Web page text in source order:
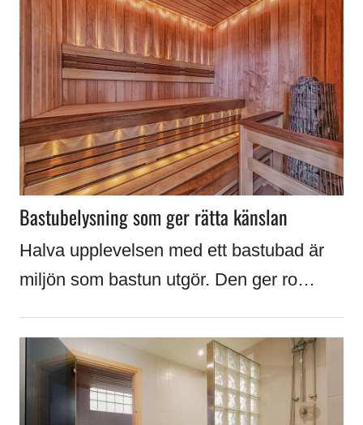
Bastubelysning som ger rätta känslan
Halva upplevelsen med ett bastubad är
miljön som bastun utgör. Den ger ro…